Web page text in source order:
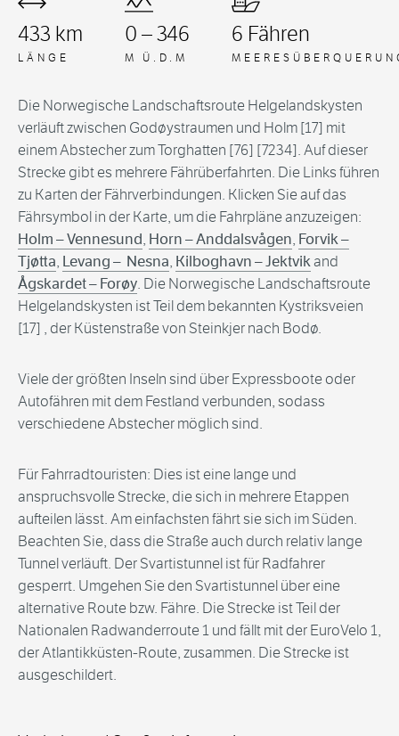
LÄNGE
433 km
M Ü.D.M
0 – 346 6 Fähren
Die Norwegische Landschaftsroute Helgelandskysten
verläuft zwischen Godøystraumen und Holm [17] mit
einem Abstecher zum Torghatten [76] [7234]. Auf dieser
Strecke gibt es mehrere Fährüberfahrten. Die Links führen
zu Karten der Fährverbindungen. Klicken Sie auf das
Fährsymbol in der Karte, um die Fahrpläne anzuzeigen:
Holm – Vennesund, Horn – Anddalsvågen, Forvik –
Tjøtta, Levang – Nesna, Kilboghavn – Jektvikand
Ågskardet – Forøy. Die Norwegische Landschaftsroute
Helgelandskysten ist Teil dem bekannten Kystriksveien
[17] , der Küstenstraße von Steinkjer nach Bodø.
Viele der größten Inseln sind über Expressboote oder
Autofähren mit dem Festland verbunden, sodass
verschiedene Abstecher möglich sind.
Für Fahrradtouristen: Dies ist eine lange und
anspruchsvolle Strecke, die sich in mehrere Etappen
aufteilen lässt. Am einfachsten fährt sie sich im Süden.
Beachten Sie, dass die Straße auch durch relativ lange
Tunnel verläuft. Der Svartistunnel ist für Radfahrer
gesperrt. Umgehen Sie den Svartistunnel über eine
alternative Route bzw. Fähre. Die Strecke ist Teil der
Nationalen Radwanderroute 1 und fällt mit der EuroVelo 1,
der Atlantikküsten-Route, zusammen. Die Strecke ist
ausgeschildert.